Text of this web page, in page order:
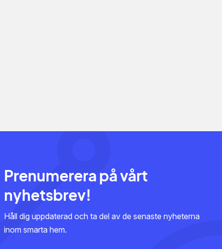
Prenumerera på vårt
nyhetsbrev!
Håll dig uppdaterad och ta del av de senaste nyheterna
inom smarta hem.